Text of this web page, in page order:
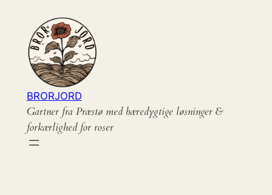
indhold
BRORJORD
Gartner fra Præstø med bæredygtige løsninger &
forkærlighed for roser